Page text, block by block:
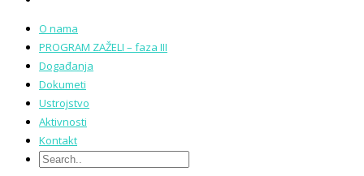
O nama
PROGRAM ZAŽELI – faza III
Događanja
Dokumeti
Ustrojstvo
Aktivnosti
Kontakt